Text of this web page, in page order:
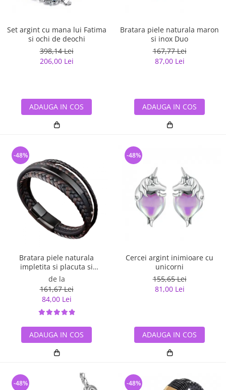
Set argint cu mana lui Fatima
si ochi de deochi
398,14 Lei
206,00 Lei
ADAUGA IN COS
Bratara piele naturala maron
si inox Duo
167,77 Lei
87,00 Lei
ADAUGA IN COS
Bratara piele naturala
impletita si placuta si
inchizatoare din inox
de la
161,67 Lei
84,00 Lei
-48%
ADAUGA IN COS
Cercei argint inimioare cu
unicorni
155,65 Lei
81,00 Lei
-48%
ADAUGA IN COS
-48% -48%